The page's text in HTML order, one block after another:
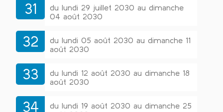
31
du lundi 29 juillet 2030 au dimanche
04 août 2030
32
du lundi 05 août 2030 au dimanche 11
août 2030
33
du lundi 12 août 2030 au dimanche 18
août 2030
34
du lundi 19 août 2030 au dimanche 25